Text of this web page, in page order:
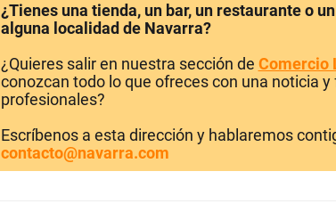
¿Tienes una tienda, un bar, un restaurante o
alguna localidad de Navarra?
¿Quieres salir en nuestra sección de Comercio
conozcan todo lo que ofreces con una noticia
profesionales?
Escríbenos a esta dirección y hablaremos
contacto@navarra.com